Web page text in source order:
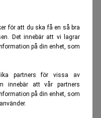
för att du ska få en så bra
Det innebär att vi lagrar
på din enhet, som
partners för vissa av
innebär att vår partners
på din enhet, som
använder.